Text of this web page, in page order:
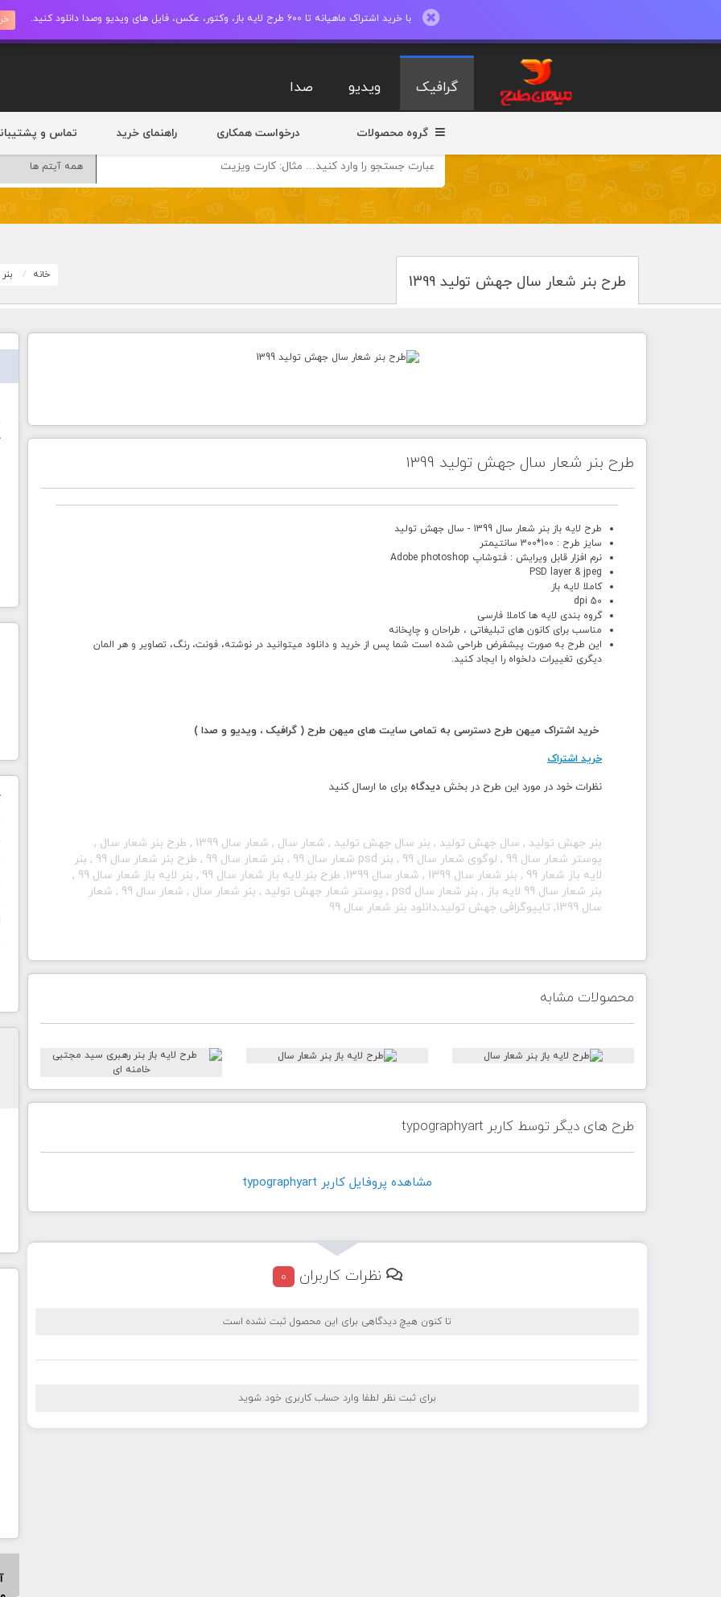
با خرید اشتراک ماهیانه تا 600 طرح لایه باز، وکتور، عکس، فایل های ویدیو وصدا دانلود کنید.
گرافیک ویدیو صدا
گروه محصولات درخواست همکاری راهنمای خرید تماس و
طرح بنر شعار سال جهش تولید 1399 خانه
طرح بنر شعار سال جهش تولید 1399
طرح لایه باز بنر شعار سال 1399 - سال جهش تولید
سایز طرح : 100*300 سانتیمتر
نرم افزار قابل ویرایش : فتوشاپ Adobe photoshop
PSD layer & jpeg
کاملا لایه باز
50 dpi
گروه بندی لایه ها کاملا فارسی
مناسب برای کانون های تبلیغاتی ، طراحان و چاپخانه
این طرح به صورت پیشفرض طراحی شده است شما پس از خرید و دانلود میتوانید در نوشته، فونت، رنگ، تصاویر و هر المان
دیگری تغییرات دلخواه را ایجاد کنید.
خرید اشتراک میهن طرح دسترسی به تمامی سایت های میهن طرح ( گرافیک ، ویدیو و صدا )
خرید اشتراک
نظرات خود در مورد این طرح در بخش دیدگاه برای ما ارسال کنید
بنر جهش تولید , سال جهش تولید , بنر سال جهش تولید , شعار سال , شعار سال 1399 , طرح بنر شعار سال ,
پوستر شعار سال 99 , لوگوی شعار سال 99 , بنر psd شعار سال 99 , بنر شعار سال 99 , طرح بنر شعار سال 99 , بنر
لایه باز شعار 99 , بنر شعار سال 1399 , شعار سال 1399, طرح بنر لایه باز شعار سال 99 , بنر لایه باز شعار سال 99 ,
بنر شعار سال 99 لایه باز , بنر شعار سال psd , پوستر شعار جهش تولید , بنر شعار سال , شعار سال 99 , شعار
سال 1399, تایپوگرافی جهش تولید,دانلود بنر شعار سال 99
محصولات مشابه
طرح های دیگر توسط کاربر typographyart
مشاهده پروفايل کاربر typographyart
نظرات کاربران 0
تا کنون هیچ دیدگاهی برای این محصول ثبت نشده است
برای ثبت نظر لطفا وارد حساب کاربری خود شوید